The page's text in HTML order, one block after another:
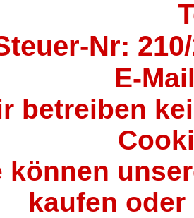
Nr:
E-
betreiben
können
kaufen oder